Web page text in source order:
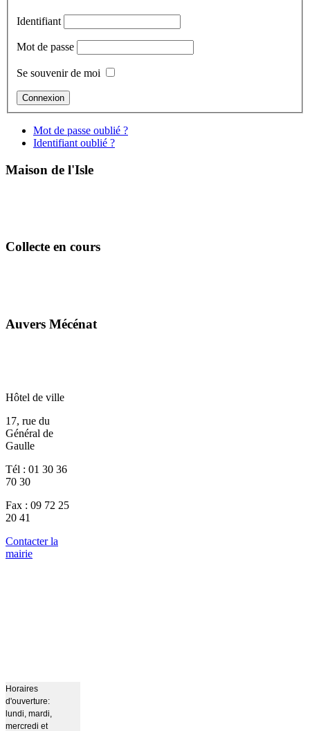
Identifiant
Mot de passe
Se souvenir de moi
Mot de passe oublié ?
Identifiant oublié ?
Maison de l'Isle
Collecte en cours
Auvers Mécénat
Hôtel de ville
17, rue du
Général de
Gaulle
Tél : 01 30 36
70 30
Fax : 09 72 25
20 41
Contacter la
mairie
Horaires
d'ouverture:
lundi, mardi,
mercredi et